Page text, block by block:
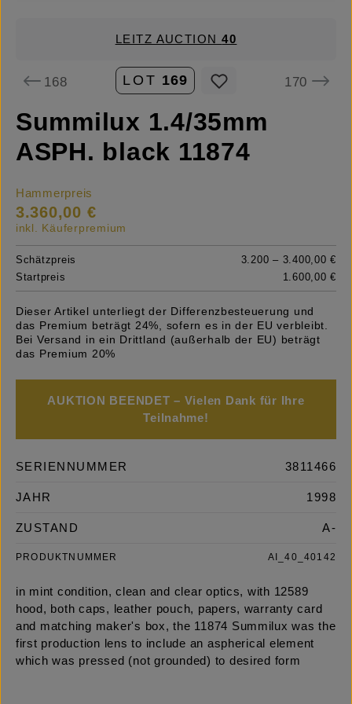
LEITZ AUCTION40
168 LOT 169 170
Summilux 1.4/35mm
ASPH. black 11874
Hammerpreis
3.360,00 €
inkl. Käuferpremium
Schätzpreis
3.200 – 3.400,00 €
Startpreis
1.600,00 €
Dieser Artikel unterliegt der Differenzbesteuerung und
das Premium beträgt 24%, sofern es in der EU verbleibt.
Bei Versand in ein Drittland (außerhalb der EU) beträgt
das Premium 20%
AUKTION BEENDET – Vielen Dank für Ihre
Teilnahme!
SERIENNUMMER 3811466
JAHR 1998
ZUSTAND A-
PRODUKTNUMMER AI_40_40142
in mint condition, clean and clear optics, with 12589
hood, both caps, leather pouch, papers, warranty card
and matching maker's box, the 11874 Summilux was the
first production lens to include an aspherical element
which was pressed (not grounded) to desired form